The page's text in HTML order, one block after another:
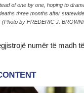
of one by one, hoping to
three months after
by FREDERIC J.
numër të madh